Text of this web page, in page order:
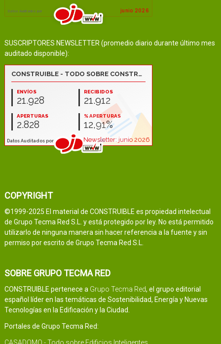
SUSCRIPTORES NEWSLETTER (promedio diario durante último mes
auditado disponible):
COPYRIGHT
©1999-2025 El material de CONSTRUIBLE es propiedad intelectual
de Grupo Tecma Red S.L. y está protegido por ley. No está permitido
utilizarlo de ninguna manera sin hacer referencia a la fuente y sin
permiso por escrito de Grupo Tecma Red S.L.
SOBRE GRUPO TECMA RED
CONSTRUIBLE pertenece a Grupo Tecma Red, el grupo editorial
español líder en las temáticas de Sostenibilidad, Energía y Nuevas
Tecnologías en la Edificación y la Ciudad.
Portales de Grupo Tecma Red: